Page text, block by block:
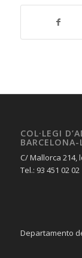
COL·LEGI
BARCELONA-
C/ Mallorca 214,
Tel.: 93 451 02 02
Departamento